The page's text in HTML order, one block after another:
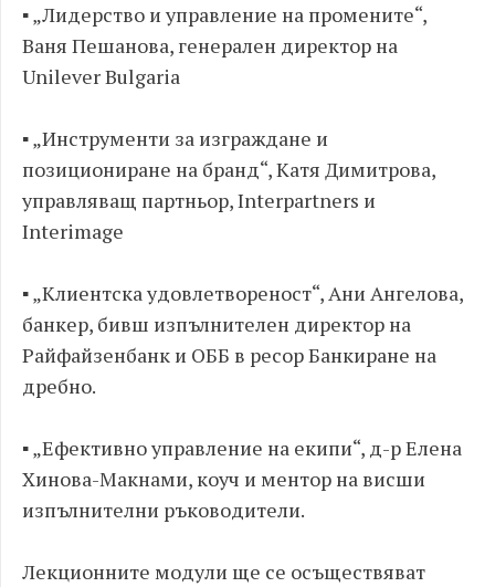
▪ „Лидерство и управление на промените“,
Ваня Пешанова, генерален директор на
Unilever Bulgaria
▪ „Инструменти за изграждане и
позициониране на бранд“, Катя Димитрова,
управляващ партньор, Interpartners и
Interimage
▪ „Клиентска удовлетвореност“, Ани Ангелова,
банкер, бивш изпълнителен директор на
Райфайзенбанк и ОББ в ресор Банкиране на
дребно.
▪ „Ефективно управление на екипи“, д-р Елена
Хинова-Макнами, коуч и ментор на висши
изпълнителни ръководители.
Лекционните модули ще се осъществяват